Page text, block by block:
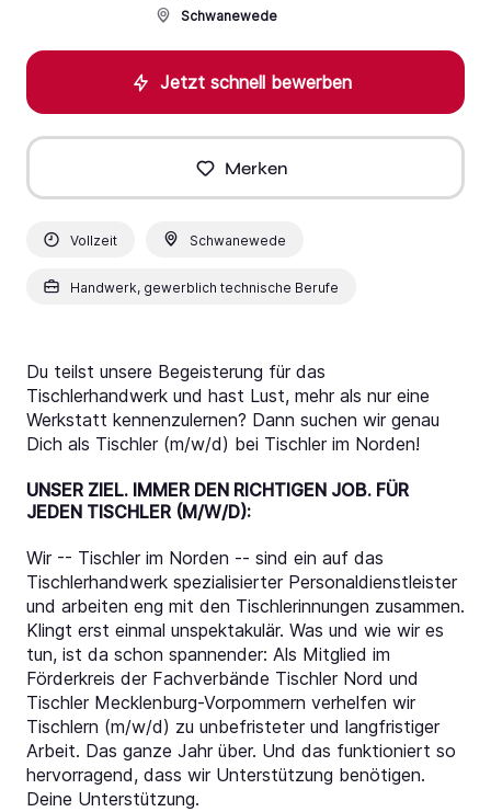
Schwanewede
Jetzt schnell bewerben
Merken
Vollzeit Schwanewede
Handwerk, gewerblich technische Berufe
Du teilst unsere Begeisterung für das
Tischlerhandwerk und hast Lust, mehr als nur eine
Werkstatt kennenzulernen? Dann suchen wir genau
Dich als Tischler (m/w/d) bei Tischler im Norden!
UNSER ZIEL. IMMER DEN RICHTIGEN JOB. FÜR
JEDEN TISCHLER (M/W/D):
Wir -- Tischler im Norden -- sind ein auf das
Tischlerhandwerk spezialisierter Personaldienstleister
und arbeiten eng mit den Tischlerinnungen zusammen.
Klingt erst einmal unspektakulär. Was und wie wir es
tun, ist da schon spannender: Als Mitglied im
Förderkreis der Fachverbände Tischler Nord und
Tischler Mecklenburg-Vorpommern verhelfen wir
Tischlern (m/w/d) zu unbefristeter und langfristiger
Arbeit. Das ganze Jahr über. Und das funktioniert so
hervorragend, dass wir Unterstützung benötigen.
Deine Unterstützung.